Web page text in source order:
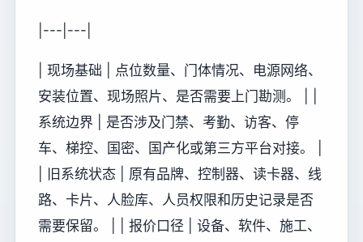
|---|---|
| 现场基础 | 点位数量、门体情况、电源网络、
安装位置、现场照片、是否需要上门勘测。 | |
系统边界 | 是否涉及门禁、考勤、访客、停
车、梯控、国密、国产化或第三方平台对接。 |
| 旧系统状态 | 原有品牌、控制器、读卡器、线
路、卡片、人脸库、人员权限和历史记录是否
需要保留。 | | 报价口径 | 设备、软件、施工、